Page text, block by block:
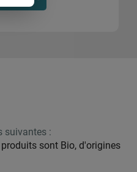
suivantes :
sont Bio, d'origines